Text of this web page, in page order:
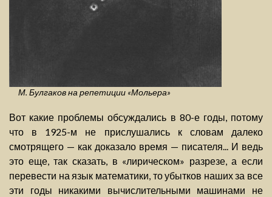
М. Булгаков на репетиции «Мольера»
Вот какие проблемы обсуждались в 80-е годы, потому
что в 1925-м не прислушались к словам далеко
смотрящего — как доказало время — писателя... И ведь
это еще, так сказать, в «лирическом» разрезе, а если
перевести на язык математики, то убытков наших за все
эти годы никакими вычислительными машинами не